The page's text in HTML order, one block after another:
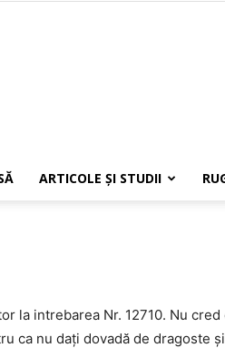
ARTICOLE ŞI STUDII
la intrebarea Nr. 12710. Nu
ca nu dați dovadă de dragoste